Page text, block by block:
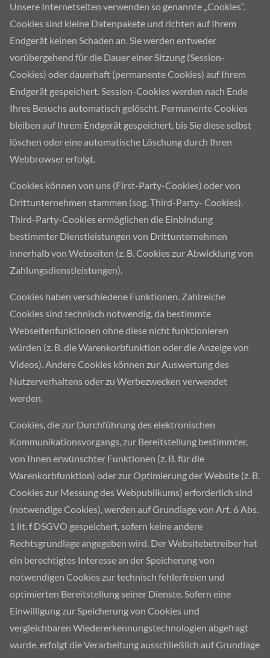
Unsere Internetseiten verwenden so genannte „Cookies“.
Cookies sind kleine Datenpakete und richten auf Ihrem
Endgerät keinen Schaden an. Sie werden entweder
vorübergehend für die Dauer einer Sitzung (Session-
Cookies) oder dauerhaft (permanente Cookies) auf Ihrem
Endgerät gespeichert. Session-Cookies werden nach Ende
Ihres Besuchs automatisch gelöscht. Permanente Cookies
bleiben auf Ihrem Endgerät gespeichert, bis Sie diese selbst
löschen oder eine automatische Löschung durch Ihren
Webbrowser erfolgt.
Cookies können von uns (First-Party-Cookies) oder von
Drittunternehmen stammen (sog. Third-Party- Cookies).
Third-Party-Cookies ermöglichen die Einbindung
bestimmter Dienstleistungen von Drittunternehmen
innerhalb von Webseiten (z. B. Cookies zur Abwicklung von
Zahlungsdienstleistungen).
Cookies haben verschiedene Funktionen. Zahlreiche
Cookies sind technisch notwendig, da bestimmte
Webseitenfunktionen ohne diese nicht funktionieren
würden (z. B. die Warenkorbfunktion oder die Anzeige von
Videos). Andere Cookies können zur Auswertung des
Nutzerverhaltens oder zu Werbezwecken verwendet
werden.
Cookies, die zur Durchführung des elektronischen
Kommunikationsvorgangs, zur Bereitstellung bestimmter,
von Ihnen erwünschter Funktionen (z. B. für die
Warenkorbfunktion) oder zur Optimierung der Website (z. B.
Cookies zur Messung des Webpublikums) erforderlich sind
(notwendige Cookies), werden auf Grundlage von Art. 6 Abs.
1 lit. f DSGVO gespeichert, sofern keine andere
Rechtsgrundlage angegeben wird. Der Websitebetreiber hat
ein berechtigtes Interesse an der Speicherung von
notwendigen Cookies zur technisch fehlerfreien und
optimierten Bereitstellung seiner Dienste. Sofern eine
Einwilligung zur Speicherung von Cookies und
vergleichbaren Wiedererkennungstechnologien abgefragt
wurde, erfolgt die Verarbeitung ausschließlich auf Grundlage